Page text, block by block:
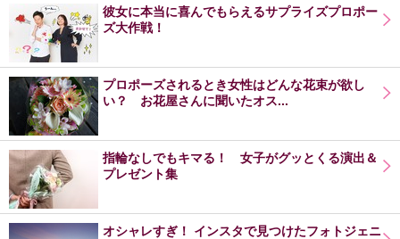
彼女に本当に喜んでもらえるサプライズプロポー
ズ大作戦！
プロポーズされるとき女性はどんな花束が欲し
い？ お花屋さんに聞いたオス...
指輪なしでもキマる！ 女子がグッとくる演出＆
プレゼント集
オシャレすぎ！ インスタで見つけたフォトジェニ